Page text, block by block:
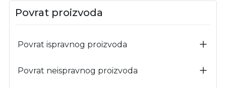
Povrat proizvoda
Povrat ispravnog proizvoda
Povrat neispravnog proizvoda